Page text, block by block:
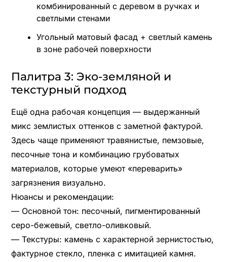
комбинированный с деревом в ручках и
светлыми стенами
Угольный матовый фасад + светлый камень
в зоне рабочей поверхности
Палитра 3: Эко-земляной и
текстурный подход
Ещё одна рабочая концепция — выдержанный
микс землистых оттенков с заметной фактурой.
Здесь чаще применяют травянистые, пемзовые,
песочные тона и комбинацию грубоватых
материалов, которые умеют «переварить»
загрязнения визуально.
Нюансы и рекомендации:
— Основной тон: песочный, пигментированный
серо-бежевый, светло-оливковый.
— Текстуры: камень с характерной зернистостью,
фактурное стекло, пленка с имитацией камня.